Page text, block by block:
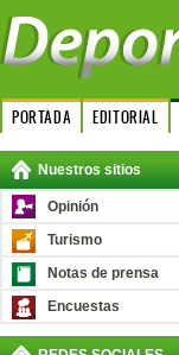
PORTADA EDITORIAL
Nuestros sitios
Opinión
Turismo
Notas de prensa
Encuestas